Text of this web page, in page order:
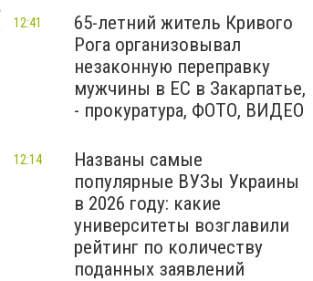
65-летний житель Кривого
Рога организовывал
незаконную переправку
мужчины в ЕС в Закарпатье,
- прокуратура, ФОТО, ВИДЕО
12:41
Названы самые
популярные ВУЗы Украины
в 2026 году: какие
университеты возглавили
рейтинг по количеству
поданных заявлений
12:14